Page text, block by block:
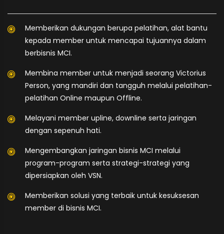
Memberikan dukungan berupa pelatihan, alat bantu
kepada member untuk mencapai tujuannya dalam
berbisnis MCI.
Membina member untuk menjadi seorang Victorius
Person, yang mandiri dan tangguh melalui pelatihan-
pelatihan Online maupun Offline.
Melayani member upline, downline serta jaringan
dengan sepenuh hati.
Mengembangkan jaringan bisnis MCI melalui
program-program serta strategi-strategi yang
dipersiapkan oleh VSN.
Memberikan solusi yang terbaik untuk kesuksesan
member di bisnis MCI.